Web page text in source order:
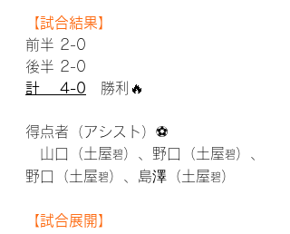
【試合結果】
前半 2-0
後半 2-0
計　 4-0 勝利🔥
得点者（アシスト）⚽
山口（土屋碧）、野口（土屋碧）、
野口（土屋碧）、島澤（土屋碧）
【試合展開】